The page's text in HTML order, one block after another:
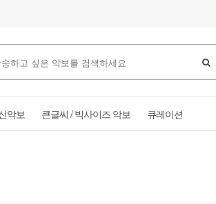
악보 큰글씨 / 빅사이즈 악보 큐레이션